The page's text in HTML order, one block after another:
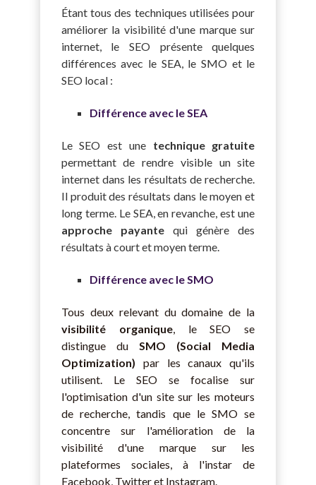
Étant tous des techniques utilisées pour
améliorer la visibilité d'une marque sur
internet, le SEO présente quelques
différences avec le SEA, le SMO et le
SEO local :
Différence avec le SEA
Le SEO est une technique gratuite
permettant de rendre visible un site
internet dans les résultats de recherche.
Il produit des résultats dans le moyen et
long terme. Le SEA, en revanche, est une
approche payantequi génère des
résultats à court et moyen terme.
Différence avec le SMO
Tous deux relevant du domaine de la
visibilité organique, le SEO se
distingue du SMO (Social Media
Optimization) par les canaux qu'ils
utilisent. Le SEO se focalise sur
l'optimisation d'un site sur les moteurs
de recherche, tandis que le SMO se
concentre sur l'amélioration de la
visibilité d'une marque sur les
plateformes sociales, à l'instar de
Facebook, Twitter et Instagram.